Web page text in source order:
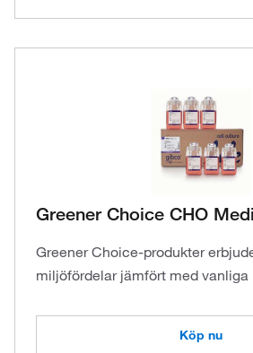
Greener Choice CHO
Greener Choice-produkter
miljöfördelar jämfört med vanliga
Köp nu